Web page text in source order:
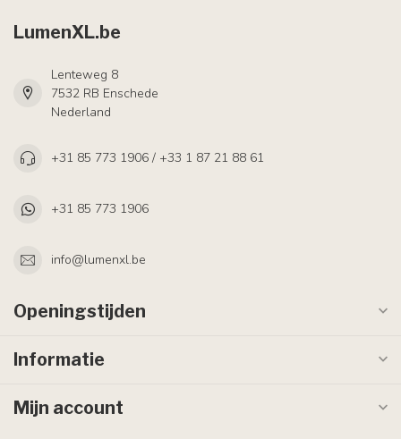
LumenXL.be
Lenteweg 8
7532 RB Enschede
Nederland
+31 85 773 1906 / +33 1 87 21 88 61
+31 85 773 1906
info@lumenxl.be
Openingstijden
Informatie
Mijn account